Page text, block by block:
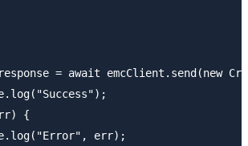
= await emcClient.send(new
{
err);